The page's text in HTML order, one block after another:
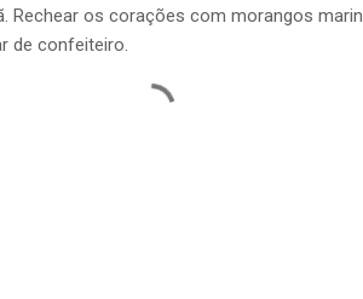
Rechear os corações com morangos
de confeiteiro.